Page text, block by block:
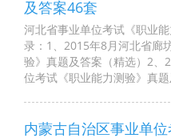
及答案46套
河北省事业单位考试《职业
录：1、2015年8月河北省廊
验》真题及答案（精选）2、
位考试《职业能力测验》真
内蒙古自治区事业单